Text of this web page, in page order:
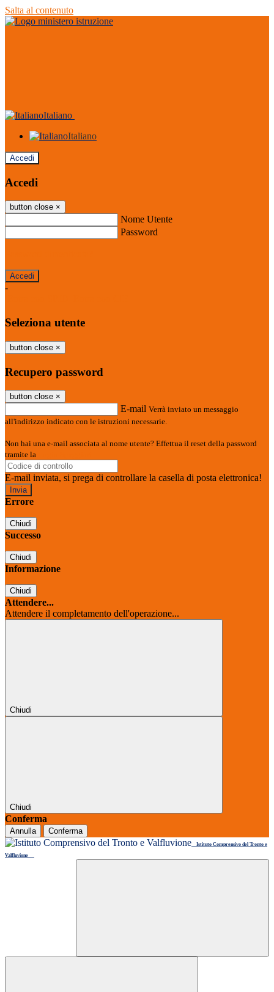
Salta al contenuto
Italiano
Italiano
Accedi
Accedi
button close ×
Nome Utente
Password
-
Seleziona utente
button close ×
Recupero password
button close ×
E-mail Verrà inviato un messaggio
all'indirizzo indicato con le istruzioni necessarie.
Non hai una e-mail associata al nome utente? Effettua il reset della password
tramite la
E-mail inviata, si prega di controllare la casella di posta elettronica!
Errore
Chiudi
Successo
Chiudi
Informazione
Chiudi
Attendere...
Attendere il completamento dell'operazione...
Chiudi
Chiudi
Conferma
Annulla Conferma
Istituto Comprensivo del Tronto e
Valfluvione